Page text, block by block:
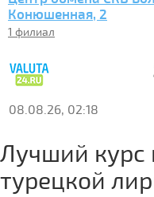
Конюшенная, 2
1 филиал
08.08.26, 02:18
Лучший
турецкой